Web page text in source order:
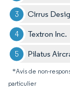
Cirrus
Textron Inc.
Pilatus
*Avis de non-
particulier